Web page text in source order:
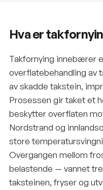
Hva er
Takfornying innebærer
overflatebehandling av
av skadde takstein,
Prosessen gir taket et
beskytter overflaten
Nordstrand og
store
Overgangen mellom
belastende — vannet
taksteinen, fryser og